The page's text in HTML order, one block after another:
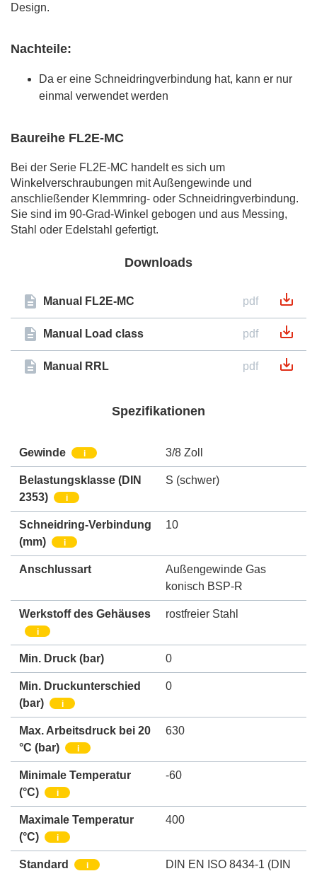
Design.
Nachteile:
Da er eine Schneidringverbindung hat, kann er nur
einmal verwendet werden
Baureihe FL2E-MC
Bei der Serie FL2E-MC handelt es sich um
Winkelverschraubungen mit Außengewinde und
anschließender Klemmring- oder Schneidringverbindung.
Sie sind im 90-Grad-Winkel gebogen und aus Messing,
Stahl oder Edelstahl gefertigt.
Downloads
Manual FL2E-MC pdf
Manual Load class pdf
Manual RRL pdf
Spezifikationen
Gewinde i 3/8 Zoll
Belastungsklasse (DIN
2353)
i
S (schwer)
Schneidring-Verbindung
(mm)
i
10
Anschlussart
Außengewinde Gas
konisch BSP-R
Werkstoff des Gehäuses
i
rostfreier Stahl
Min. Druck (bar) 0
Min. Druckunterschied
(bar)
i
0
Max. Arbeitsdruck bei 20
°C (bar)
i
630
Minimale Temperatur
(°C)
i
-60
Maximale Temperatur
(°C)
i
400
Standard i
DIN EN ISO 8434-1 (DIN